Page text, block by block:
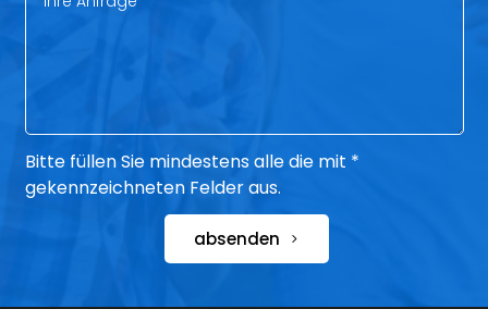
Bitte füllen Sie mindestens alle die mit *
gekennzeichneten Felder aus.
absenden